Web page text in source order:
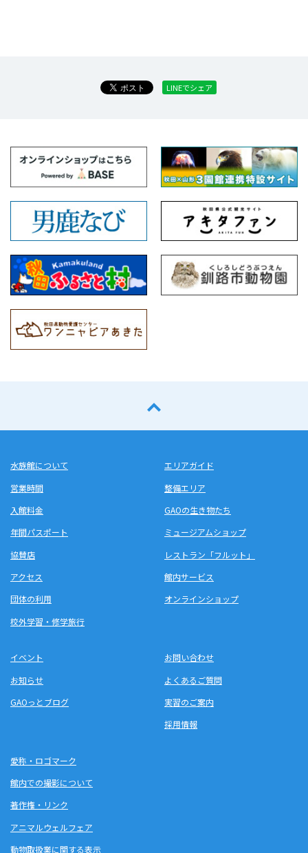
LINEでシェア
水族館について
営業時間
入館料金
年間パスポート
協賛店
アクセス
団体の利用
校外学習・修学旅行
エリアガイド
整備エリア
GAOの生き物たち
ミュージアムショップ
レストラン「フルット」
館内サービス
オンラインショップ
イベント
お知らせ
GAOっとブログ
お問い合わせ
よくあるご質問
実習のご案内
採用情報
愛称・ロゴマーク
館内での撮影について
著作権・リンク
アニマルウェルフェア
動物取扱業に関する表示